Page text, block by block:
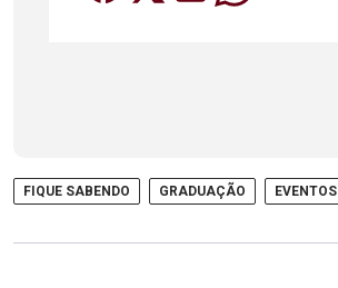
FIQUE SABENDO GRADUAÇÃO EVENTOS